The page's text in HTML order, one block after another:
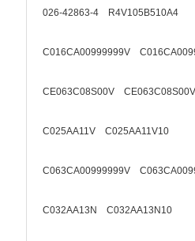
026-42863-4 R4V105B510A4
C016CA00999999V
CE063C08S00V
C025AA11V C025AA11V10
C063CA00999999V
C032AA13N C032AA13N10